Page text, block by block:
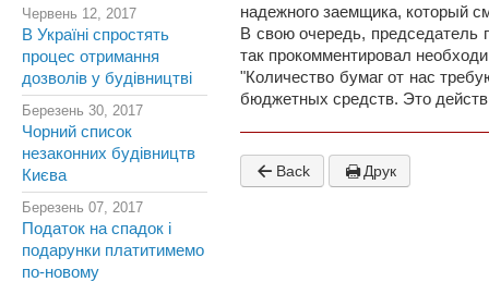
Червень 12, 2017
В Україні спростять
процес отримання
дозволів у будівництві
Березень 30, 2017
Чорний список
незаконних будівництв
Києва
Березень 07, 2017
Податок на спадок і
подарунки платитимемо
по-новому
надежного заемщика, который
В свою очередь, председатель
так прокомментировал
"Количество бумаг от нас
бюджетных средств. Это
Back Друк